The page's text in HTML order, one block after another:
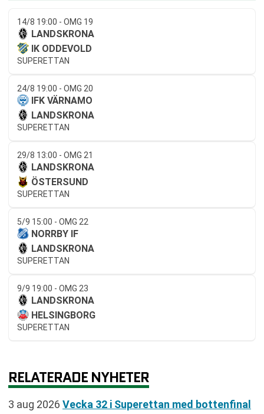
14/8 19:00 - OMG 19
LANDSKRONA
IK ODDEVOLD
SUPERETTAN
24/8 19:00 - OMG 20
IFK VÄRNAMO
LANDSKRONA
SUPERETTAN
29/8 13:00 - OMG 21
LANDSKRONA
ÖSTERSUND
SUPERETTAN
5/9 15:00 - OMG 22
NORRBY IF
LANDSKRONA
SUPERETTAN
9/9 19:00 - OMG 23
LANDSKRONA
HELSINGBORG
SUPERETTAN
RELATERADE NYHETER
3 aug 2026 Vecka 32 i Superettan med bottenfinal